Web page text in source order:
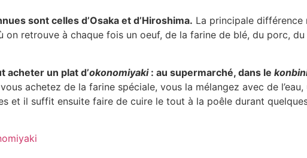
sont celles d’Osaka et d’Hiroshima. La principale différence
retrouve à chaque fois un oeuf, de la farine de blé, du porc, du
acheter un plat d’okonomiyaki : au supermarché, dans le
achetez de la farine spéciale, vous la mélangez avec de
et il suffit ensuite faire de cuire le tout à la poêle durant